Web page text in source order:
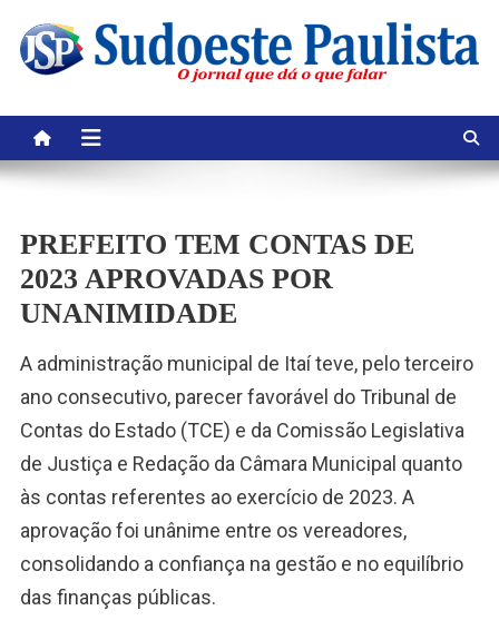
content
PREFEITO TEM CONTAS DE
2023 APROVADAS POR
UNANIMIDADE
A administração municipal de Itaí teve, pelo terceiro
ano consecutivo, parecer favorável do Tribunal de
Contas do Estado (TCE) e da Comissão Legislativa
de Justiça e Redação da Câmara Municipal quanto
às contas referentes ao exercício de 2023. A
aprovação foi unânime entre os vereadores,
consolidando a confiança na gestão e no equilíbrio
das finanças públicas.